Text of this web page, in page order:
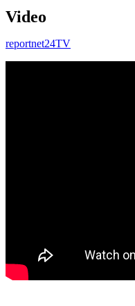
Video
reportnet24TV